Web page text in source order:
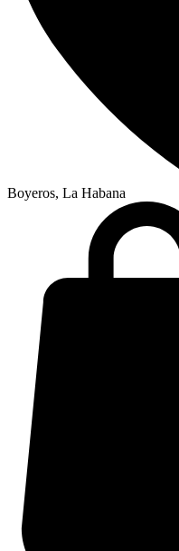
Boyeros, La Habana